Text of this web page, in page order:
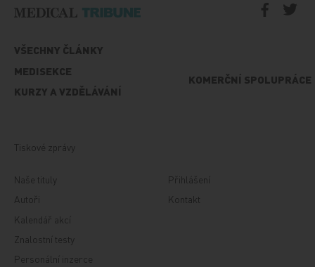
VŠECHNY ČLÁNKY
MEDISEKCE
KURZY A VZDĚLÁVÁNÍ
KOMERČNÍ SPOLUPRÁCE
Tiskové zprávy
Naše tituly
Autoři
Kalendář akcí
Znalostní testy
Personální inzerce
Přihlášení
Kontakt